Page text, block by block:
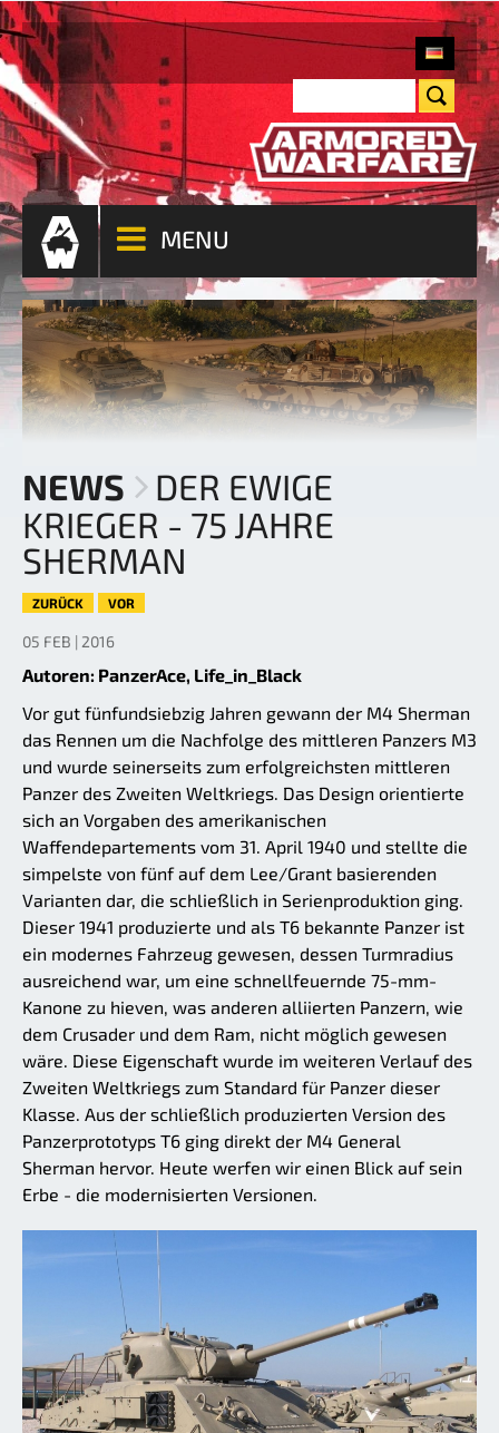
MENU
NEWS
DER EWIGE
KRIEGER - 75 JAHRE
SHERMAN
ZURÜCK VOR
05 FEB | 2016
Autoren: PanzerAce, Life_in_Black
Vor gut fünfundsiebzig Jahren gewann der M4 Sherman
das Rennen um die Nachfolge des mittleren Panzers M3
und wurde seinerseits zum erfolgreichsten mittleren
Panzer des Zweiten Weltkriegs. Das Design orientierte
sich an Vorgaben des amerikanischen
Waffendepartements vom 31. April 1940 und stellte die
simpelste von fünf auf dem Lee/Grant basierenden
Varianten dar, die schließlich in Serienproduktion ging.
Dieser 1941 produzierte und als T6 bekannte Panzer ist
ein modernes Fahrzeug gewesen, dessen Turmradius
ausreichend war, um eine schnellfeuernde 75-mm-
Kanone zu hieven, was anderen alliierten Panzern, wie
dem Crusader und dem Ram, nicht möglich gewesen
wäre. Diese Eigenschaft wurde im weiteren Verlauf des
Zweiten Weltkriegs zum Standard für Panzer dieser
Klasse. Aus der schließlich produzierten Version des
Panzerprototyps T6 ging direkt der M4 General
Sherman hervor. Heute werfen wir einen Blick auf sein
Erbe - die modernisierten Versionen.